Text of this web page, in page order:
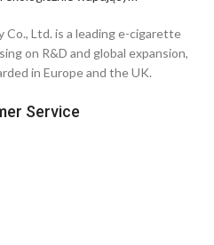
Ltd. is a leading e-cigarette
on R&D and global expansion,
in Europe and the UK.
Service